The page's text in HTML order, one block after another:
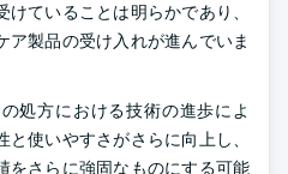
ていることは明らかであり、
ア製品の受け入れが進んでいま
処方における技術の進歩によ
使いやすさがさらに向上し、
をさらに強固なものにする可能